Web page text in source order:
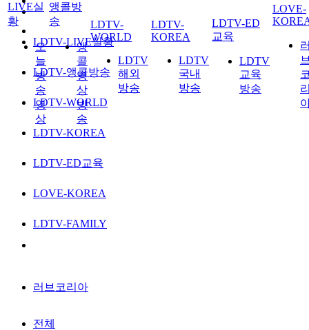
LDTV-LIVE실황
LDTV-앵콜방송
LDTV-WORLD
LDTV-KOREA
LDTV-ED교육
LOVE-KOREA
LDTV-FAMILY
LIVE실
황
오
늘
방
송
영
상
앵콜방
송
앵
콜
영
상
방
송
LDTV-
WORLD
LDTV
해외
방송
LDTV-
KOREA
LDTV
국내
방송
LDTV-ED
교육
LDTV
교육
방송
LOVE-
러브코리아
전체